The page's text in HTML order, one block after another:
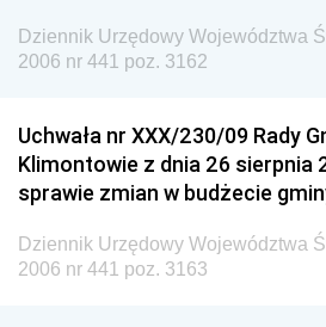
Dziennik Urzędowy Województwa
2006 nr 441 poz. 3162
Uchwała nr XXX/230/09 Rady
Klimontowie z dnia 26 sierpnia
sprawie zmian w budżecie
Dziennik Urzędowy Województwa
2006 nr 441 poz. 3163